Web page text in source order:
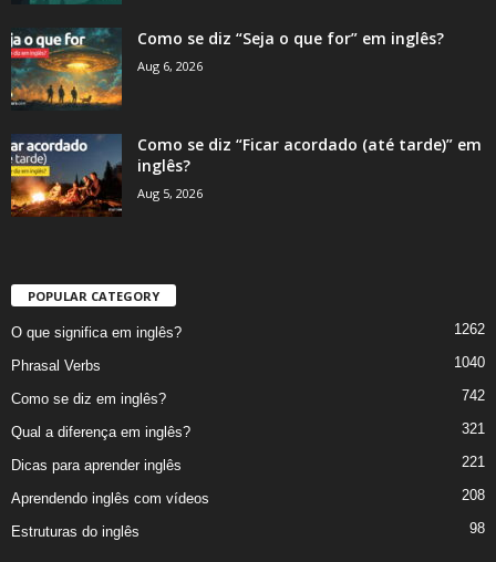
Como se diz “Seja o que for” em inglês?
Aug 6, 2026
Como se diz “Ficar acordado (até tarde)” em
inglês?
Aug 5, 2026
POPULAR CATEGORY
O que significa em inglês? 1262
Phrasal Verbs 1040
Como se diz em inglês? 742
Qual a diferença em inglês? 321
Dicas para aprender inglês 221
Aprendendo inglês com vídeos 208
Estruturas do inglês 98